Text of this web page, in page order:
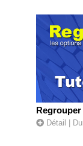
Détail |